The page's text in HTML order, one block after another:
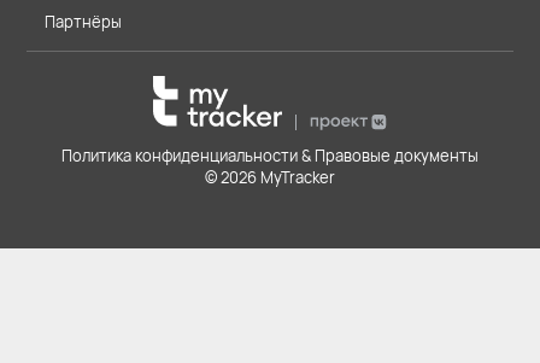
Партнёры
Политика конфиденциальности & Правовые документы
© 2026 MyTracker